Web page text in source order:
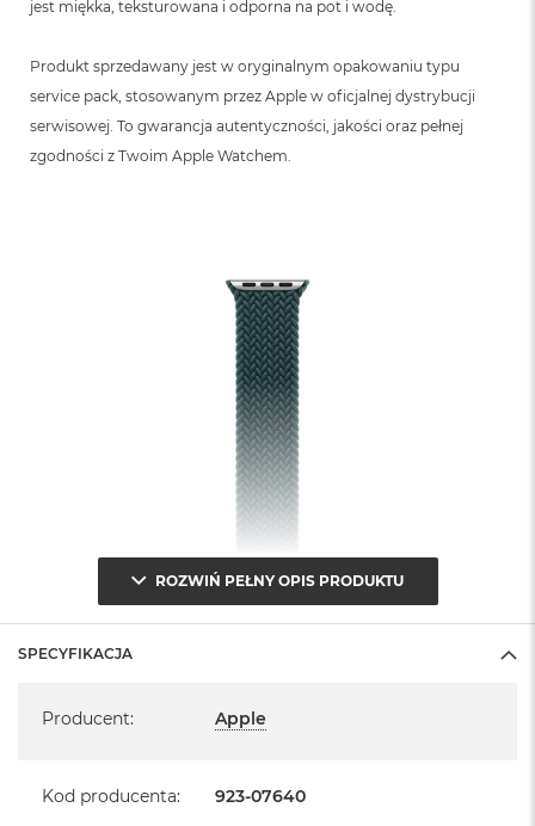
jest miękka, teksturowana i odporna na pot i wodę.
Produkt sprzedawany jest w oryginalnym opakowaniu typu
service pack, stosowanym przez Apple w oficjalnej dystrybucji
serwisowej. To gwarancja autentyczności, jakości oraz pełnej
zgodności z Twoim Apple Watchem.
ROZWIŃ PEŁNY OPIS PRODUKTU
SPECYFIKACJA
Producent: Apple
Kod producenta: 923-07640